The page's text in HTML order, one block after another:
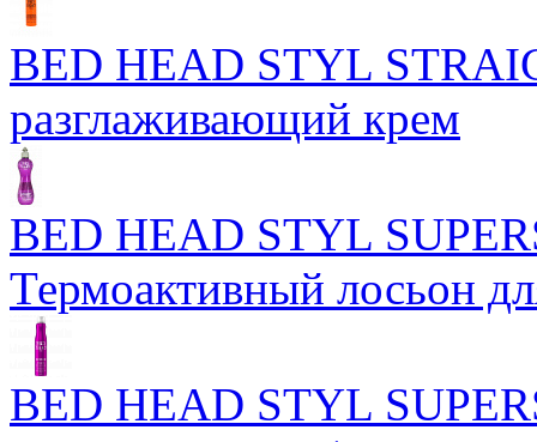
BED HEAD STYL
разглаживающий крем
BED HEAD STYL
Термоактивный лосьон
BED HEAD STYL